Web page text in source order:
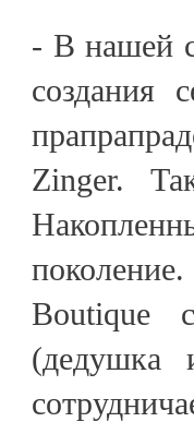
- В нашей
создания
Zinger.
Boutique
(дедушка